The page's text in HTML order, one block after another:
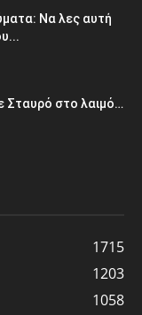
Να λες αυτή
Σταυρό στο λαιμό…
1715
1203
1058